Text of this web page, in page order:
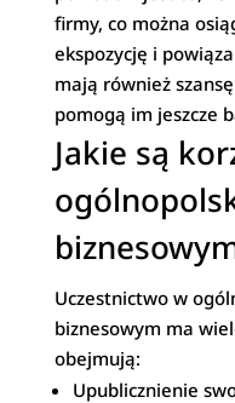
firmy, co można
ekspozycję i
mają również
pomogą im jeszcze
Jakie są
Uczestnictwo w
biznesowym ma
obejmują:
Upublicznienie